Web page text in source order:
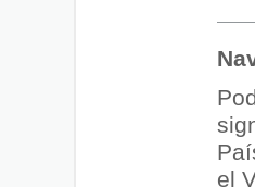
el